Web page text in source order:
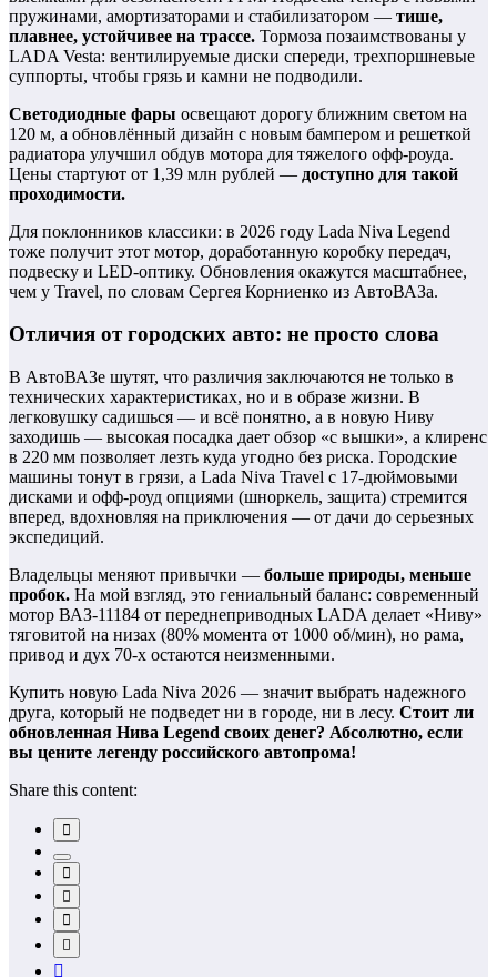
пружинами, амортизаторами и стабилизатором — тише,
плавнее, устойчивее на трассе. Тормоза позаимствованы у
LADA Vesta: вентилируемые диски спереди, трехпоршневые
суппорты, чтобы грязь и камни не подводили.
Светодиодные фары освещают дорогу ближним светом на
120 м, а обновлённый дизайн с новым бампером и решеткой
радиатора улучшил обдув мотора для тяжелого офф-роуда.
Цены стартуют от 1,39 млн рублей — доступно для такой
проходимости.
Для поклонников классики: в 2026 году Lada Niva Legend
тоже получит этот мотор, доработанную коробку передач,
подвеску и LED-оптику. Обновления окажутся масштабнее,
чем у Travel, по словам Сергея Корниенко из АвтоВАЗа.
Отличия от городских авто: не просто слова
В АвтоВАЗе шутят, что различия заключаются не только в
технических характеристиках, но и в образе жизни. В
легковушку садишься — и всё понятно, а в новую Ниву
заходишь — высокая посадка дает обзор «с вышки», а клиренс
в 220 мм позволяет лезть куда угодно без риска. Городские
машины тонут в грязи, а Lada Niva Travel с 17-дюймовыми
дисками и офф-роуд опциями (шноркель, защита) стремится
вперед, вдохновляя на приключения — от дачи до серьезных
экспедиций.
Владельцы меняют привычки — больше природы, меньше
пробок. На мой взгляд, это гениальный баланс: современный
мотор ВАЗ-11184 от переднеприводных LADA делает «Ниву»
тяговитой на низах (80% момента от 1000 об/мин), но рама,
привод и дух 70-х остаются неизменными.
Купить новую Lada Niva 2026 — значит выбрать надежного
друга, который не подведет ни в городе, ни в лесу. Стоит ли
обновленная Нива Legend своих денег? Абсолютно, если
вы цените легенду российского автопрома!
Share this content: